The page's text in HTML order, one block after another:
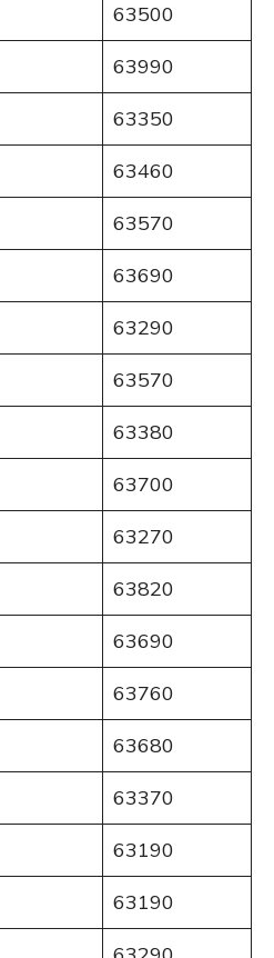
63500
63990
63350
63460
63570
63690
63290
63570
63380
63700
63270
63820
63690
63760
63680
63370
63190
63190